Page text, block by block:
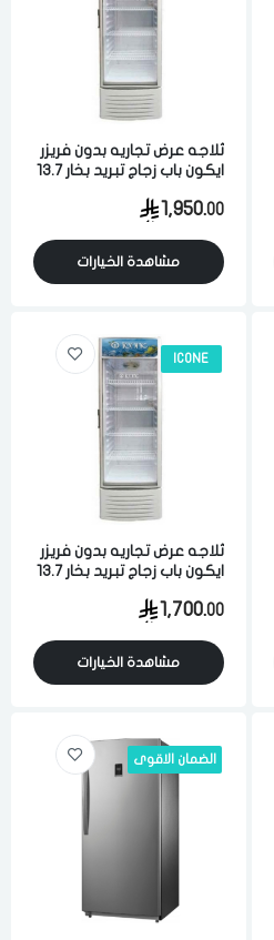
ثلاجه عرض تجاريه بدون فريزر
ايكون باب زجاج تبريد بخار 13.7
1,950.00
مشاهدة الخيارات
ICONE
ثلاجه عرض تجاريه بدون فريزر
ايكون باب زجاج تبريد بخار 13.7
1,700.00
مشاهدة الخيارات
الضمان الاقوى